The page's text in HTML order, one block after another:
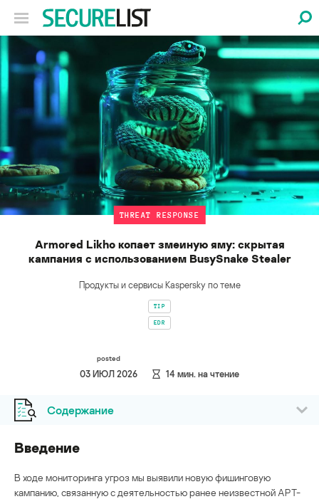
THREAT RESPONSE
Armored Likho копает змеиную яму: скрытая
кампания с использованием BusySnake Stealer
Продукты и сервисы Kaspersky по теме
TIP
EDR
posted
03 ИЮЛ 2026 14мин. на чтение
Содержание
Введение
В ходе мониторинга угроз мы выявили новую фишинговую
кампанию, связанную с деятельностью ранее неизвестной APT-